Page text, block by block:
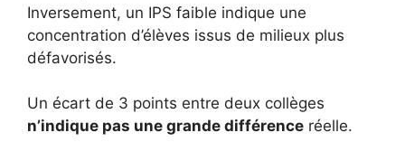
Inversement, un IPS faible indique une
concentration d’élèves issus de milieux plus
défavorisés.
Un écart de 3 points entre deux collèges
n’indique pas une grande différence réelle.